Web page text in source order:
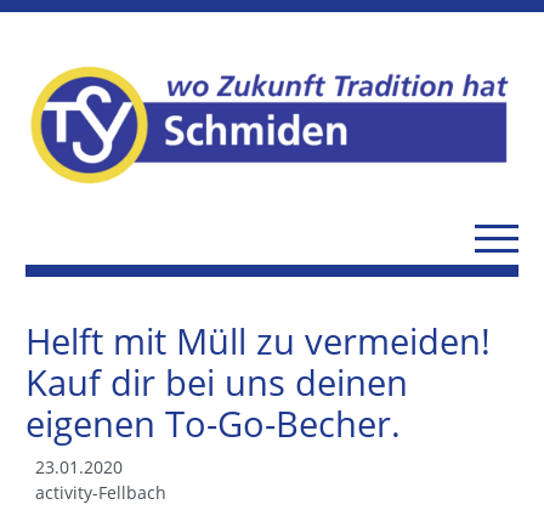
Helft mit Müll zu vermeiden!
Kauf dir bei uns deinen
eigenen To-Go-Becher.
23.01.2020
activity-Fellbach